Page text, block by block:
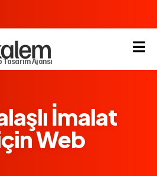
Tasarım Ajansı
İmalat
Web